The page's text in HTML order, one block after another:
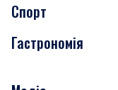
Завтра
Субота
Медицина
Краса
Спорт
Гастрономія
Рецепти